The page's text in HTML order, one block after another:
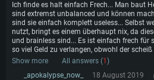
Ich finde es halt einfach Frech... Man baut
sind extremst unbalanced und können
sind sie einfach komplett useless... Selbst
nutzt, bringt es einem überhaupt nix, da
und brainless sind... Es ist einfach frech für
so viel Geld zu verlangen, obwohl der
Show more
All answers (1 )
_apokalypse_now_
18 August 2019